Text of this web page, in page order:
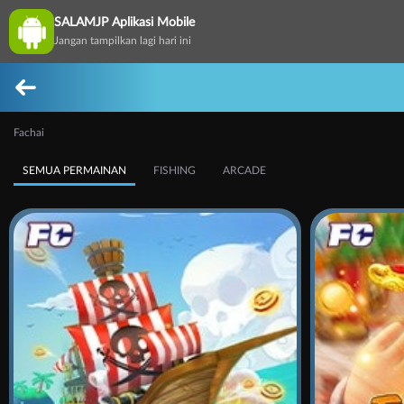
SALAMJP Aplikasi Mobile
Jangan tampilkan lagi hari ini
Fachai
SEMUA PERMAINAN FISHING ARCADE